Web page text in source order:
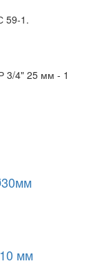
59-1.
3/4" 25 мм - 1
мм